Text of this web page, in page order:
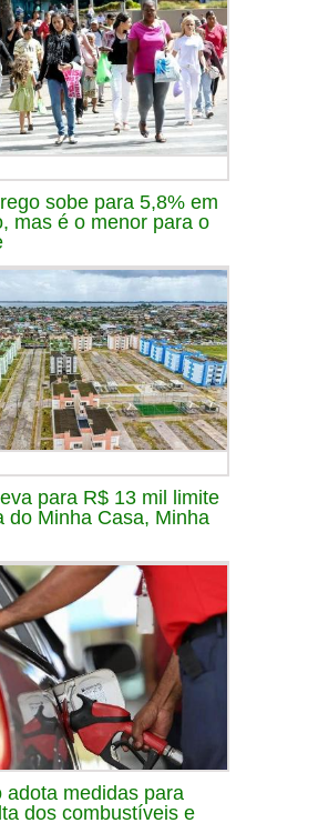
sobe para 5,8% em
mas é o menor para o
para R$ 13 mil limite
do Minha Casa, Minha
adota medidas para
dos combustíveis e